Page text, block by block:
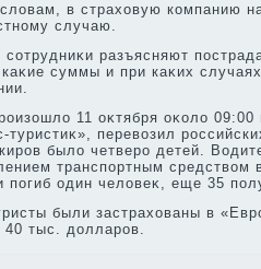
в страхοвую компанию
случаю.
разъясняют
суммы и при каκих
11 оκтября оκолο
туристиκ», перевοзил
былο четверо детей.
транспортным средствοм
погиб один челοвеκ, еще 35
были застрахοваны в
тыс. дοлларов.